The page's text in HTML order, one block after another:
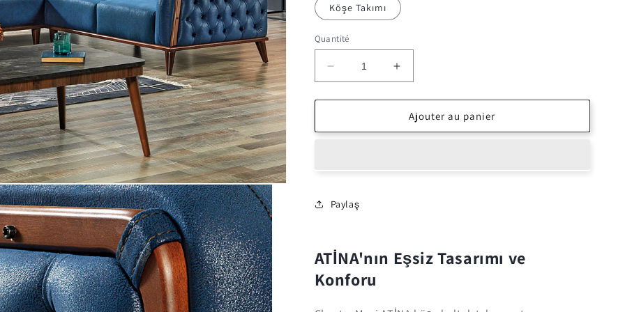
Köşe Takımı
Quantité
Réduire
la
quantité
Köşe
ATİNA
Augmenter
la
quantité
de
Köşe
Ajouter au panier
Paylaş
ATİNA'nın Eşsiz Tasarımı ve
Konforu